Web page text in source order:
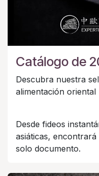
Catálogo de
Descubra nuestra
alimentación oriental
Desde fideos
asiáticas,
solo documento.